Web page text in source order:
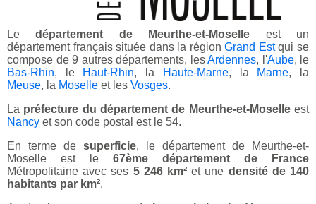
Ledépartement de Meurthe-et-Moselle est un
département français située dans la régionGrand Estqui se
compose de 9 autres départements, lesArdennes, l'Aube, le
Bas-Rhin, le Haut-Rhin, la Haute-Marne, la Marne, la
Meuse, la Moselle et les Vosges.
La préfecture du département de Meurthe-et-Moselleest
Nancy et son code postal est le 54.
En terme de superficie, le département de Meurthe-et-
Moselle est le 67ème département de France
Métropolitaine avec ses 5 246 km² et une densité de 140
habitants par km².